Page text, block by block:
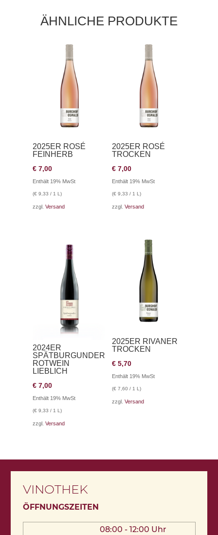
ÄHNLICHE PRODUKTE
2025ER ROSÉ
FEINHERB
€ 7,00
Enthält 19% MwSt
(€ 9,33 / 1 L)
zzgl.Versand
2025ER ROSÉ
TROCKEN
€ 7,00
Enthält 19% MwSt
(€ 9,33 / 1 L)
zzgl.Versand
2024ER
SPÄTBURGUNDER
ROTWEIN
LIEBLICH
€ 7,00
Enthält 19% MwSt
(€ 9,33 / 1 L)
zzgl.Versand
2025ER RIVANER
TROCKEN
€ 5,70
Enthält 19% MwSt
(€ 7,60 / 1 L)
zzgl.Versand
VINOTHEK
ÖFFNUNGSZEITEN
08:00 - 12:00 Uhr